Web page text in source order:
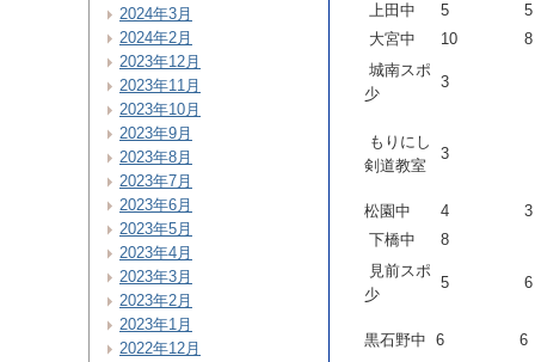
上田中 5
5
大宮中
10
8
城南スポ
少
3
もりにし
剣道教室
3
松園中 4
3
下橋中
8
見前スポ
少
5 6
黒石野中 6 6
2024年3月
2024年2月
2023年12月
2023年11月
2023年10月
2023年9月
2023年8月
2023年7月
2023年6月
2023年5月
2023年4月
2023年3月
2023年2月
2023年1月
2022年12月